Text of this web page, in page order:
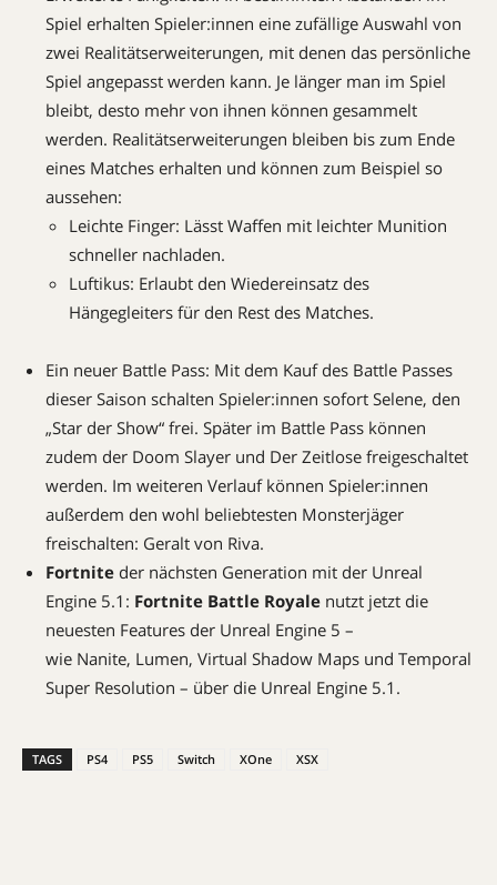
Spiel erhalten Spieler:innen eine zufällige Auswahl von
zwei Realitätserweiterungen, mit denen das persönliche
Spiel angepasst werden kann. Je länger man im Spiel
bleibt, desto mehr von ihnen können gesammelt
werden. Realitätserweiterungen bleiben bis zum Ende
eines Matches erhalten und können zum Beispiel so
aussehen:
Leichte Finger: Lässt Waffen mit leichter Munition
schneller nachladen.
Luftikus: Erlaubt den Wiedereinsatz des
Hängegleiters für den Rest des Matches.
Ein neuer Battle Pass: Mit dem Kauf des Battle Passes
dieser Saison schalten Spieler:innen sofort Selene, den
„Star der Show“ frei. Später im Battle Pass können
zudem der Doom Slayer und Der Zeitlose freigeschaltet
werden. Im weiteren Verlauf können Spieler:innen
außerdem den wohl beliebtesten Monsterjäger
freischalten: Geralt von Riva.
Fortnite der nächsten Generation mit der Unreal
Engine 5.1: Fortnite Battle Royale nutzt jetzt die
neuesten Features der Unreal Engine 5 –
wie Nanite, Lumen, Virtual Shadow Maps und Temporal
Super Resolution – über die Unreal Engine 5.1.
TAGS PS4 PS5 Switch XOne XSX